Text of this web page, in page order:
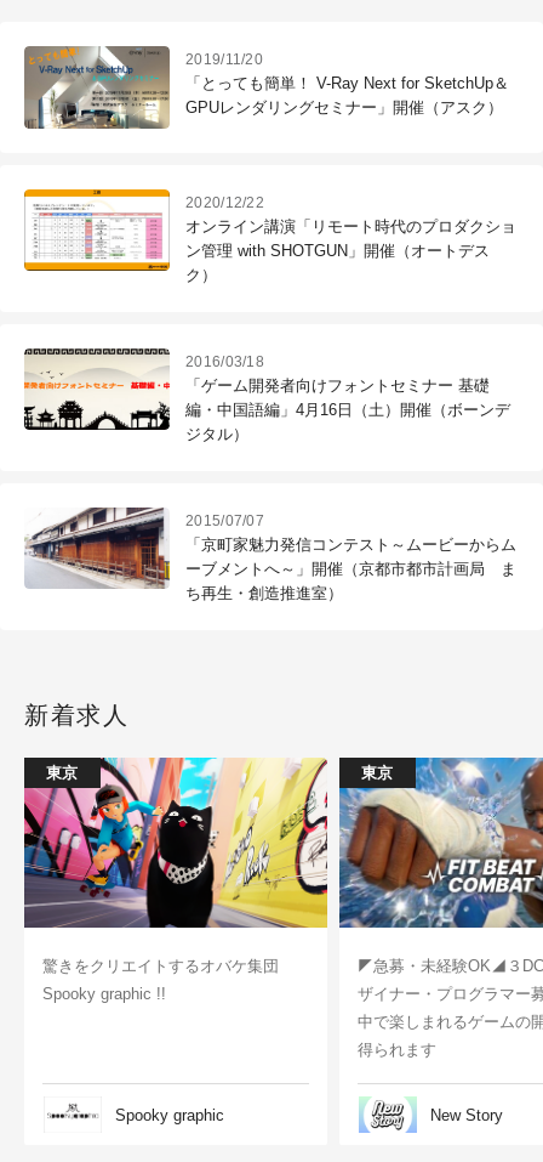
2019/11/20
「とっても簡単！ V-Ray Next for SketchUp＆
GPUレンダリングセミナー」開催（アスク）
2020/12/22
オンライン講演「リモート時代のプロダクショ
ン管理 with SHOTGUN」開催（オートデス
ク）
2016/03/18
「ゲーム開発者向けフォントセミナー 基礎
編・中国語編」4月16日（土）開催（ボーンデ
ジタル）
2015/07/07
「京町家魅力発信コンテスト～ムービーからム
ーブメントへ～」開催（京都市都市計画局 ま
ち再生・創造推進室）
新着求人
東京
驚きをクリエイトするオバケ集団
Spooky graphic !!
Spooky graphic
東京
◤急募・未経験OK◢３
ザイナー・プログラマー
中で楽しまれるゲームの
得られます
New Story